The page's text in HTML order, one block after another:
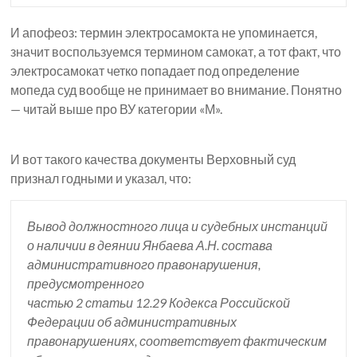
И апофеоз: термин электросамокта не упоминается,
значит воспользуемся термином самокат, а тот факт, что
электросамокат четко попадает под определение
мопеда суд вообще не принимает во внимание. Понятно
— читай выше про ВУ категории «М».
И вот такого качества документы Верховный суд
признал годными и указал, что:
Вывод должностного лица и судебных инстанций
о наличии в деянии Янбаева А.Н. состава
административного правонарушения,
предусмотренного
частью 2 статьи 12.29 Кодекса Российской
Федерации об административных
правонарушениях, соответствует фактическим